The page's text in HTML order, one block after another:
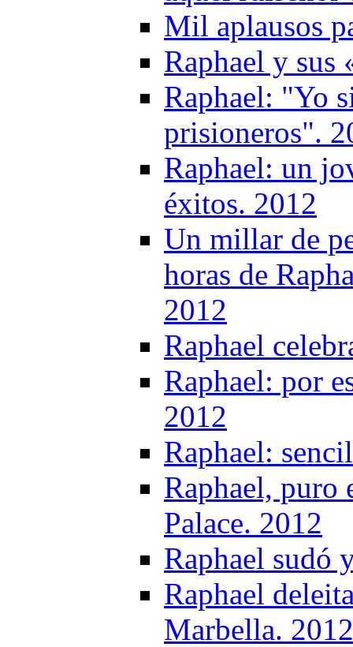
Mil aplausos
Raphael y sus
Raphael: "Yo
prisioneros".
Raphael: un
éxitos. 2012
Un millar de
horas de
2012
Raphael
Raphael: por
2012
Raphael:
Raphael, puro
Palace. 2012
Raphael sudó
Raphael
Marbella. 2012